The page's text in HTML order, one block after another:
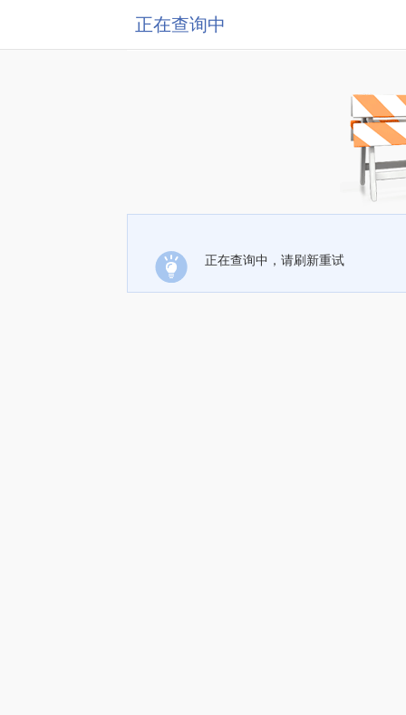
正在查询中
正在查询中，请刷新重试